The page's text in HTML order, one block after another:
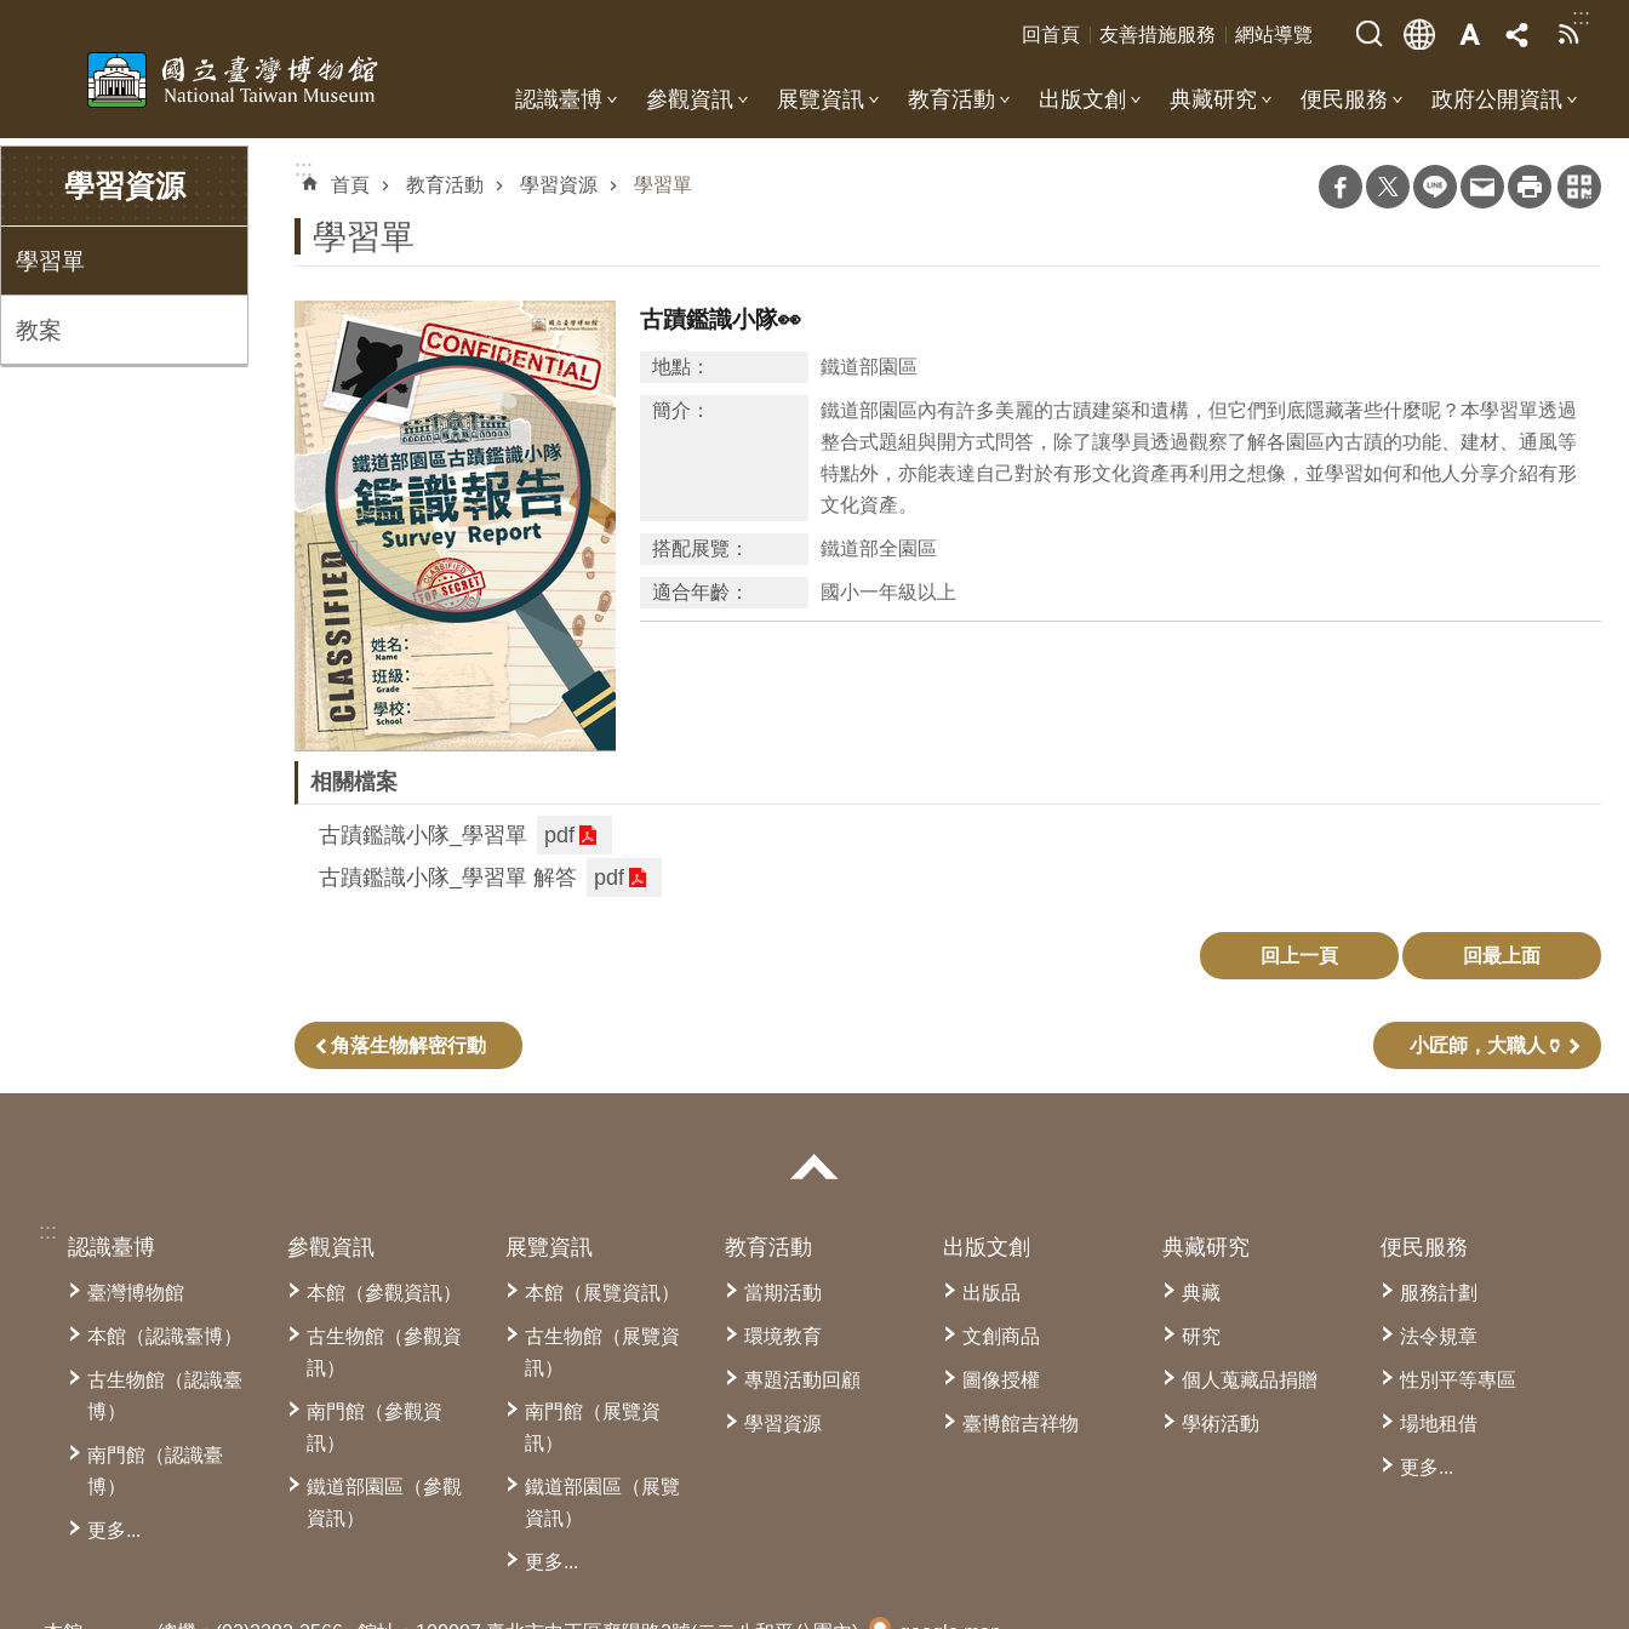
:::
回首頁 友善措施服務 網站導覽
認識臺博 參觀資訊 展覽資訊 教育活動 出版文創 典藏研究 便民服務 政府公開資訊
學習資源
學習單
教案
:::
首頁 教育活動 學習資源 學習單
學習單
古蹟鑑識小隊👀
地點： 鐵道部園區
簡介：
鐵道部園區內有許多美麗的古蹟建築和遺構，但它們到底隱藏著些什麼呢？本學習單透過
整合式題組與開方式問答，除了讓學員透過觀察了解各園區內古蹟的功能、建材、通風等
特點外，亦能表達自己對於有形文化資產再利用之想像，並學習如何和他人分享介紹有形
文化資產。
搭配展覽： 鐵道部全園區
適合年齡： 國小一年級以上
相關檔案
古蹟鑑識小隊_學習單
pdf
古蹟鑑識小隊_學習單 解答
pdf
回上一頁 回最上面
角落生物解密行動 小匠師，大職人🏺
:::
認識臺博
臺灣博物館
本館（認識臺博）
古生物館（認識臺
博）
南門館（認識臺
博）
更多...
參觀資訊
本館（參觀資訊）
古生物館（參觀資
訊）
南門館（參觀資
訊）
鐵道部園區（參觀
資訊）
展覽資訊
本館（展覽資訊）
古生物館（展覽資
訊）
南門館（展覽資
訊）
鐵道部園區（展覽
資訊）
更多...
教育活動
當期活動
環境教育
專題活動回顧
學習資源
出版文創
出版品
文創商品
圖像授權
臺博館吉祥物
典藏研究
典藏
研究
個人蒐藏品捐贈
學術活動
便民服務
服務計劃
法令規章
性別平等專區
場地租借
更多...